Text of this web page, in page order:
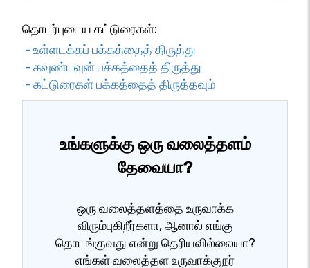
தொடர்புடைய கட்டுரைகள்:
- உள்ளடக்கப் பக்கத்தைத் திருத்து
- கவுண்டவுன் பக்கத்தைத் திருத்து
- கட்டுரைகள் பக்கத்தைத் திருத்தவும்
உங்களுக்கு ஒரு வலைத்தளம்
தேவையா?
ஒரு வலைத்தளத்தை உருவாக்க
விரும்புகிறீர்களா, ஆனால் எங்கு
தொடங்குவது என்று தெரியவில்லையா?
எங்கள் வலைத்தள உருவாக்குநர்